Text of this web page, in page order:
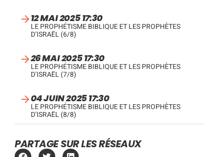
12 MAI 2025 17:30
LE PROPHÉTISME BIBLIQUE ET LES PROPHÈTES
D’ISRAËL (6/8)
26 MAI 2025 17:30
LE PROPHÉTISME BIBLIQUE ET LES PROPHÈTES
D’ISRAËL (7/8)
04 JUIN 2025 17:30
LE PROPHÉTISME BIBLIQUE ET LES PROPHÈTES
D’ISRAËL (8/8)
PARTAGE SUR LES RÉSEAUX